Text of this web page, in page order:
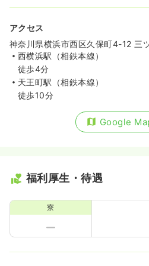
アクセス
神奈川県横浜市西区久保町4-12 三
西横浜駅（相鉄本線）
徒歩4分
天王町駅（相鉄本線）
徒歩10分
Google
福利厚生・待遇
寮